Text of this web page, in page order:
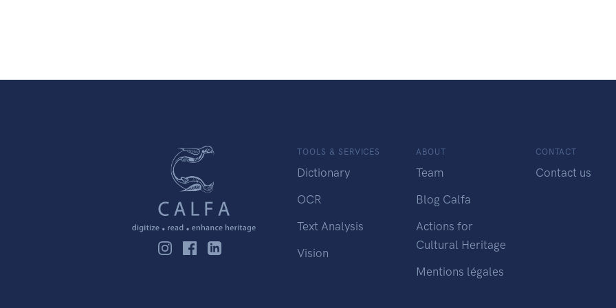
TOOLS & SERVICES
Dictionary
OCR
Text Analysis
Vision
ABOUT
Team
Blog Calfa
Actions for
Cultural Heritage
Mentions légales
CONTACT
Contact us